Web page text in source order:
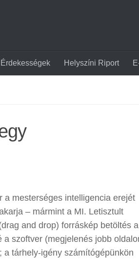
Érdekességek Helyszíni Riport
a mesterséges intelligencia erejét
– mármint a MI. Letisztult
and drop) forráskép betöltés a
szoftver (megjelenés jobb
tárhely-igény számítógépünkön